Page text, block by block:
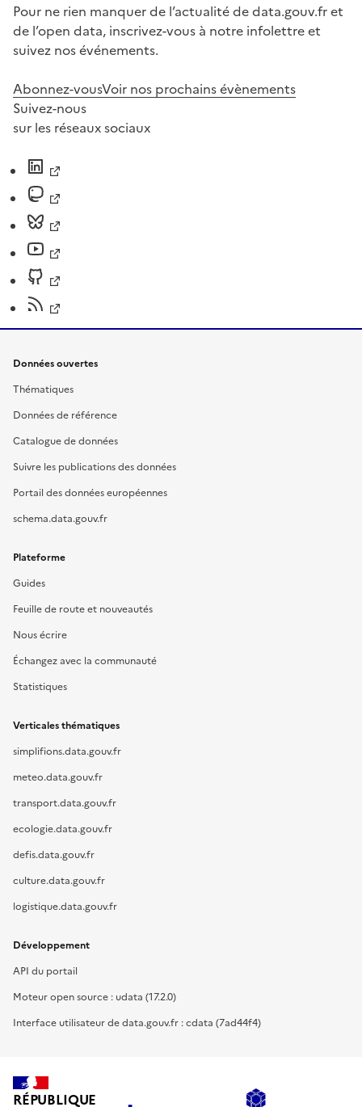
Pour ne rien manquer de l’actualité de data.gouv.fr et
de l’open data, inscrivez-vous à notre infolettre et
suivez nos événements.
Abonnez-vousVoir nos prochains évènements
Suivez-nous
sur les réseaux sociaux
Données ouvertes
Thématiques
Données de référence
Catalogue de données
Suivre les publications des données
Portail des données européennes
schema.data.gouv.fr
Plateforme
Guides
Feuille de route et nouveautés
Nous écrire
Échangez avec la communauté
Statistiques
Verticales thématiques
simplifions.data.gouv.fr
meteo.data.gouv.fr
transport.data.gouv.fr
ecologie.data.gouv.fr
defis.data.gouv.fr
culture.data.gouv.fr
logistique.data.gouv.fr
Développement
API du portail
Moteur open source : udata (17.2.0)
Interface utilisateur de data.gouv.fr : cdata (7ad44f4)
RÉPUBLIQUE